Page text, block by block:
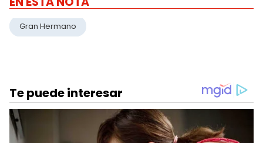
Gran Hermano